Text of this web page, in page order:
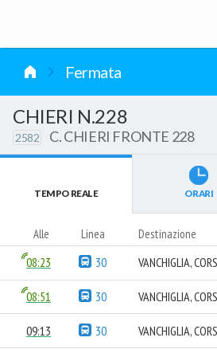
Fermata
CHIERI N.228
2582 C. CHIERI FRONTE 228
TEMPO REALE ORARI
Alle Linea Destinazione
08:23 30 VANCHIGLIA,
08:51 30 VANCHIGLIA,
09:13 30 VANCHIGLIA,